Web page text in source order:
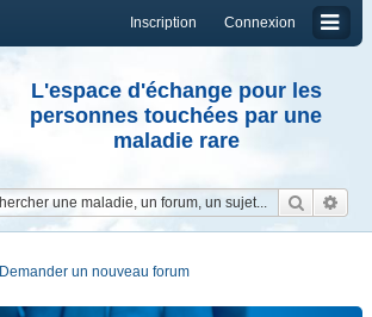
Connexion
Inscription
L'espace d'échange pour les
personnes touchées par une
maladie rare
Demander un nouveau forum